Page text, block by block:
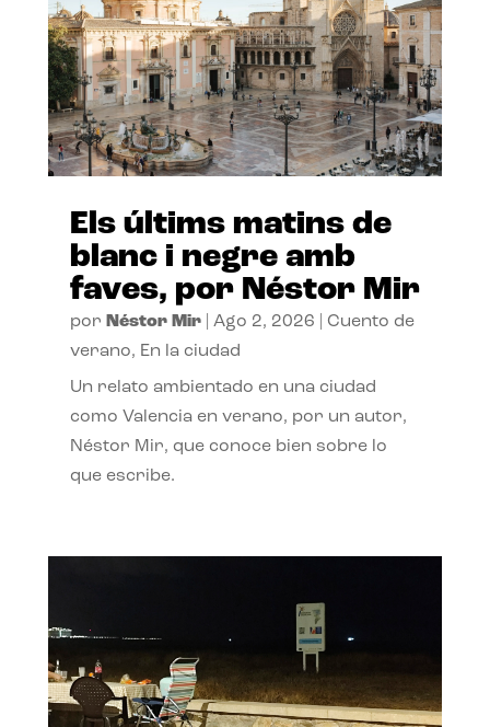
Els últims matins de
blanc i negre amb
faves, por Néstor Mir
por Néstor Mir| Ago 2, 2026
Cuento de
verano, En la ciudad
Un relato ambientado en una ciudad
como Valencia en verano, por un autor,
Néstor Mir, que conoce bien sobre lo
que escribe.